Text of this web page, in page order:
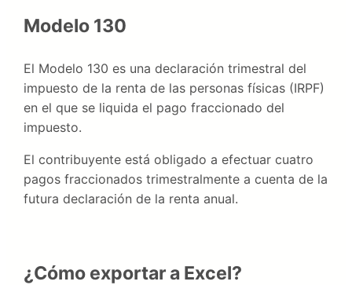
Modelo 130
El Modelo 130 es una declaración trimestral del
impuesto de la renta de las personas físicas (IRPF)
en el que se liquida el pago fraccionado del
impuesto.
El contribuyente está obligado a efectuar cuatro
pagos fraccionados trimestralmente a cuenta de la
futura declaración de la renta anual.
¿Cómo exportar a Excel?